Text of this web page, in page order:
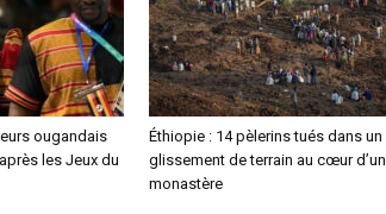
ougandais
les Jeux du
Éthiopie : 14 pèlerins tués dans un
glissement de terrain au cœur d’un
monastère